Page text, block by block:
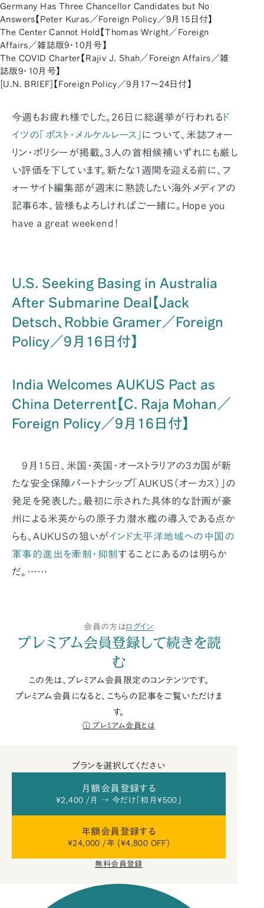
Germany Has Three Chancellor Candidates but No
Answers【Peter Kuras／Foreign Policy／9月15日付】
The Center Cannot Hold【Thomas Wright／Foreign
Affairs／雑誌版9・10月号】
The COVID Charter【Rajiv J. Shah／Foreign Affairs／雑
誌版9・10月号】
[U.N. BRIEF]【Foreign Policy／9月17～24日付】
今週もお疲れ様でした。26日に総選挙が行われるド
イツの「ポスト・メルケルレース」 について、米誌フォー
リン・ポリシーが掲載。3人の首相候補いずれにも厳し
い評価を下しています。新たな1週間を迎える前に、フ
ォーサイト編集部が週末に熟読したい海外メディアの
記事6本、皆様もよろしければご一緒に。Hope you
have a great weekend！
U.S. Seeking Basing in Australia
After Submarine Deal【Jack
Detsch、Robbie Gramer／Foreign
Policy／9月16日付】
India Welcomes AUKUS Pact as
China Deterrent【C. Raja Mohan／
Foreign Policy／9月16日付】
9月15日、米国・英国・オーストラリアの3カ国が新
たな安全保障パートナシップ「AUKUS（オーカス）」の
発足を発表した。最初に示された具体的な計画が豪
州による米英からの原子力潜水艦の導入である点か
らも、AUKUSの狙いがインド太平洋地域への中国の
軍事的進出を牽制・抑制 することにあるのは明らか
だ。……
会員の方はログイン
プレミアム会員登録して続きを読
む
この先は、プレミアム会員限定のコンテンツです。
プレミアム会員になると、こちらの記事をご覧いただけま
す。
プレミアム会員とは
プランを選択してください
月額会員登録する
¥2,400 /月 → 今だけ「初月¥500」
年額会員登録する
¥24,000 /年 (¥4,800 OFF)
無料会員登録